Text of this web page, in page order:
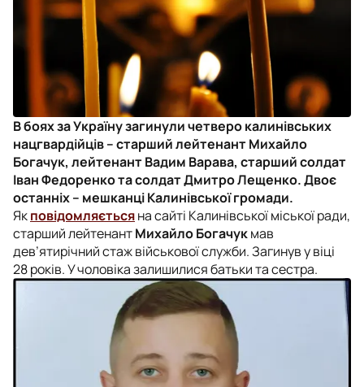
В боях за Україну загинули четверо калинівських
нацгвардійців – старший лейтенант Михайло
Богачук, лейтенант Вадим Варава, старший солдат
Іван Федоренко та солдат Дмитро Лещенко. Двоє
останніх – мешканці Калинівської громади.
Якповідомляєтьсяна сайті Калинівської міської ради,
старший лейтенантМихайло Богачукмав
дев’ятирічний стаж військової служби. Загинув у віці
28 років. У чоловіка залишилися батьки та сестра.